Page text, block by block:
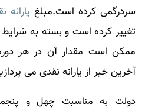
سردرگمی کرده است.مبلغ یارانه
تغییر کرده است و بسته به
ممکن است مقدار آن در هر
آخرین خبر از یارانه نقدی می
دولت به مناسبت چهل و